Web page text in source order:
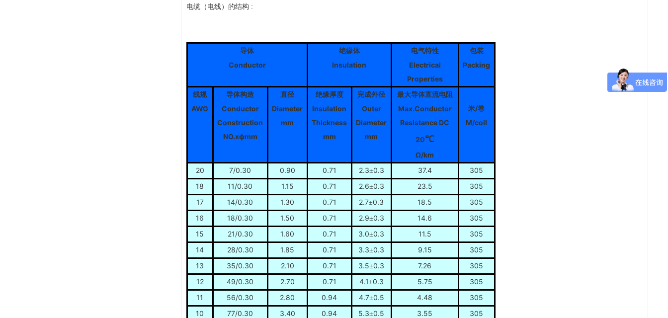
电缆（电线）的结构 :
导体
Conductor
绝缘体
Insulation
电气特性
Electrical
Properties
包装
Packing
线规
AWG
导体构造
Conductor
Construction
NO.xфmm
直径
Diameter
mm
绝缘厚度
Insulation
Thickness
mm
完成外径
Outer
Diameter
mm
最大导体直流电阻
Max.Conductor
Resistance DC
20℃
Ω/km
米/卷
M/coil
20 7/0.30 0.90 0.71 2.3±0.3 37.4
305
18
11/0.30 1.15 0.71 2.6±0.3 23.5
305
17
14/0.30 1.30 0.71 2.7±0.3 18.5
305
16
18/0.30 1.50 0.71 2.9±0.3 14.6
305
15
21/0.30 1.60 0.71 3.0±0.3 11.5
305
14
28/0.30 1.85 0.71 3.3±0.3 9.15
305
13
35/0.30 2.10 0.71 3.5±0.3 7.26
305
12
49/0.30 2.70 0.71 4.1±0.3 5.75
305
11
56/0.30 2.80 0.94 4.7±0.5 4.48
305
10
77/0.30 3.40 0.94 5.3±0.5 3.55
305